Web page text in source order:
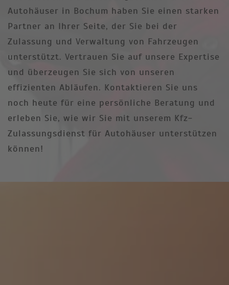
Autohäuser in Bochum haben Sie einen starken
Partner an Ihrer Seite, der Sie bei der
Zulassung und Verwaltung von Fahrzeugen
unterstützt. Vertrauen Sie auf unsere Expertise
und überzeugen Sie sich von unseren
effizienten Abläufen. Kontaktieren Sie uns
noch heute für eine persönliche Beratung und
erleben Sie, wie wir Sie mit unserem Kfz-
Zulassungsdienst für Autohäuser unterstützen
können!